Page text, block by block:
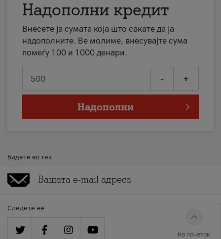
Надополни кредит
Внесете ја сумата која што сакате да ја
надополните. Ве молиме, внесувајте сума
помеѓу 100 и 1000 денари.
- +
Надополни
Бидете во тек
Следете нè
На почеток